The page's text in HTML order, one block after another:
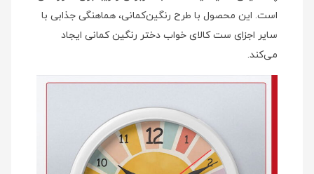
است. این محصول با طرح رنگین‌کمانی، هماهنگی جذابی با
سایر اجزای ست کالای خواب دختر رنگین کمانی ایجاد
می‌کند.